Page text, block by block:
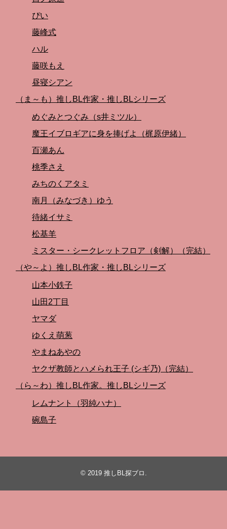
ぴい
藤峰式
ハル
藤咲もえ
昼寝シアン
（ま～も）推しBL作家・推しBLシリーズ
めぐみとつぐみ（s井ミツル）
魔王イブロギアに身を捧げよ（梶原伊緒）
百瀬あん
桃季さえ
みちのくアタミ
南月（みなづき）ゆう
待緒イサミ
松基羊
ミスター・シークレットフロア（剣解）（完結）
（や～よ）推しBL作家・推しBLシリーズ
山本小鉄子
山田2丁目
ヤマダ
ゆくえ萌葱
やまねあやの
ヤクザ教師とハメられ王子 (シギ乃)（完結）
（ら～わ）推しBL作家。推しBLシリーズ
レムナント（羽純ハナ）
碗島子
© 2019 推しBL探ブロ